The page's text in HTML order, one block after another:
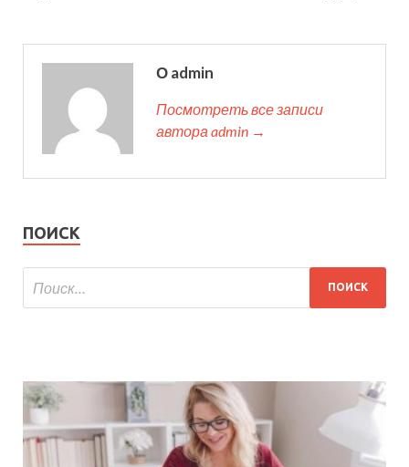
О admin
Посмотреть все записи
автора admin →
ПОИСК